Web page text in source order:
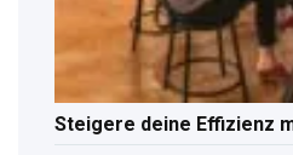
Steigere deine Effizienz